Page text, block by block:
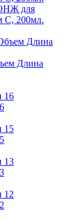
для
С, 200мл.
Длина